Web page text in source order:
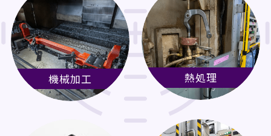
機械加工 熱処理